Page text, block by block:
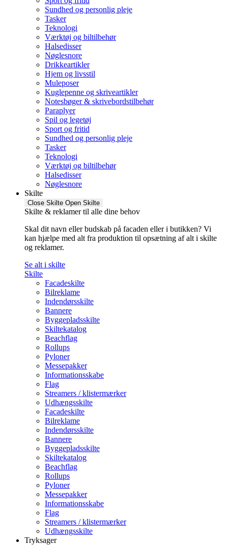
Sundhed og personlig pleje
Tasker
Teknologi
Værktøj og biltilbehør
Halsedisser
Nøglesnore
Drikkeartikler
Hjem og livsstil
Muleposer
Kuglepenne og skriveartikler
Notesbøger & skrivebordstilbehør
Paraplyer
Spil og legetøj
Sport og fritid
Sundhed og personlig pleje
Tasker
Teknologi
Værktøj og biltilbehør
Halsedisser
Nøglesnore
Skilte
Close Skilte Open Skilte
Skilte & reklamer til alle dine behov
Skal dit navn eller budskab på facaden eller i butikken? Vi
kan hjælpe med alt fra produktion til opsætning af alt i skilte
og reklamer.
Se alt i skilte
Skilte
Facadeskilte
Bilreklame
Indendørsskilte
Bannere
Byggepladsskilte
Skiltekatalog
Beachflag
Rollups
Pyloner
Messepakker
Informationsskabe
Flag
Streamers / klistermærker
Udhængsskilte
Facadeskilte
Bilreklame
Indendørsskilte
Bannere
Byggepladsskilte
Skiltekatalog
Beachflag
Rollups
Pyloner
Messepakker
Informationsskabe
Flag
Streamers / klistermærker
Udhængsskilte
Tryksager